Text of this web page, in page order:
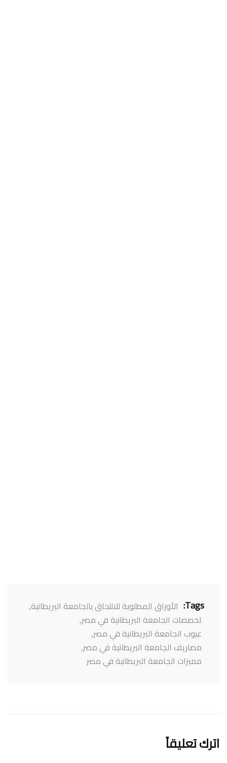
Tags: الأوراق المطلوبة للالتحاق بالجامعة البريطانية,
تخصصات الجامعة البريطانية في مصر,
عيوب الجامعة البريطانية في مصر,
مصاريف الجامعة البريطانية في مصر,
مميزات الجامعة البريطانية في مصر
اترك تعليقاً